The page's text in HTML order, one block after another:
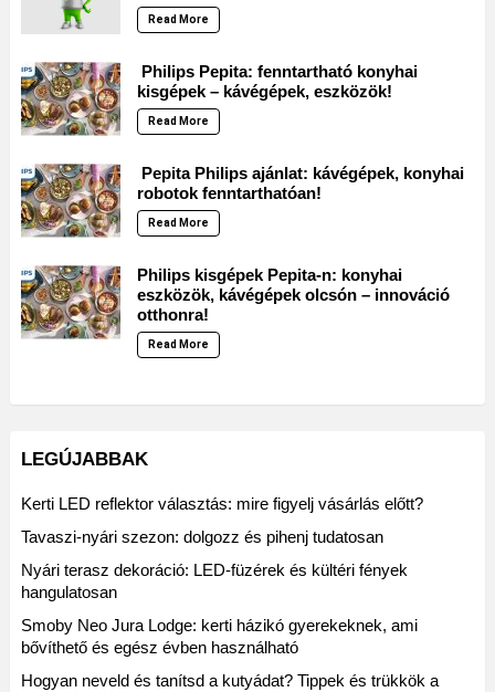
Read More
Philips Pepita: fenntartható konyhai
kisgépek – kávégépek, eszközök!
Read More
Pepita Philips ajánlat: kávégépek, konyhai
robotok fenntarthatóan!
Read More
Philips kisgépek Pepita-n: konyhai
eszközök, kávégépek olcsón – innováció
otthonra!
Read More
LEGÚJABBAK
Kerti LED reflektor választás: mire figyelj vásárlás előtt?
Tavaszi-nyári szezon: dolgozz és pihenj tudatosan
Nyári terasz dekoráció: LED-füzérek és kültéri fények
hangulatosan
Smoby Neo Jura Lodge: kerti házikó gyerekeknek, ami
bővíthető és egész évben használható
Hogyan neveld és tanítsd a kutyádat? Tippek és trükkök a